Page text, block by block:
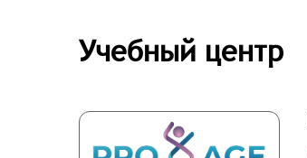
Учебный центр